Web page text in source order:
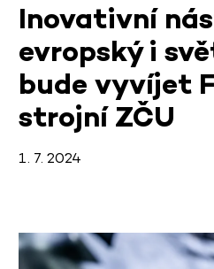
Inovativní
evropský i
bude vyvíjet
strojní ZČU
1. 7. 2024